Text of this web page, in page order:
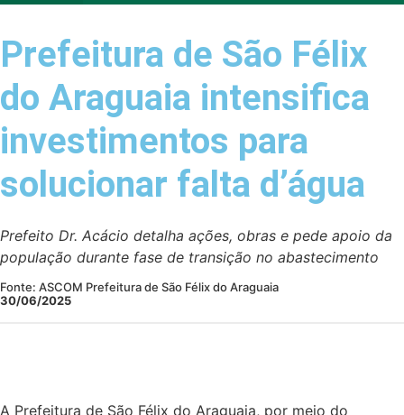
Prefeitura de São Félix
do Araguaia intensifica
investimentos para
solucionar falta d’água
Prefeito Dr. Acácio detalha ações, obras e pede apoio da
população durante fase de transição no abastecimento
Fonte: ASCOM Prefeitura de São Félix do Araguaia
30/06/2025
A Prefeitura de São Félix do Araguaia, por meio do